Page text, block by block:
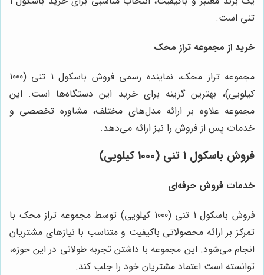
تنی است.
خرید از مجموعه تراز محک
مجموعه تراز محک، نماینده رسمی فروش باسکول 1 تنی (1000
کیلویی)، بهترین گزینه برای خرید این دستگاه‌ها است. این
مجموعه علاوه بر ارائه مدل‌های مختلف، مشاوره تخصصی و
خدمات پس از فروش را نیز ارائه می‌دهد.
فروش باسکول 1 تنی (1000 کیلویی)
خدمات فروش حرفه‌ای
فروش باسکول 1 تنی (1000 کیلویی) توسط مجموعه تراز محک با
تمرکز بر ارائه محصولاتی باکیفیت و متناسب با نیازهای مشتریان
انجام می‌شود. این مجموعه با داشتن تجربه طولانی در این حوزه،
توانسته است اعتماد مشتریان خود را جلب کند.